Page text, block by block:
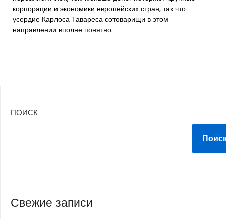
корпорации и экономики европейских стран, так что
усердие Карлоса Тавареса сотоварищи в этом
направлении вполне понятно.
ПОИСК
Свежие записи